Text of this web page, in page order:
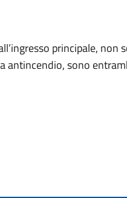
principale, non
antincendio, sono